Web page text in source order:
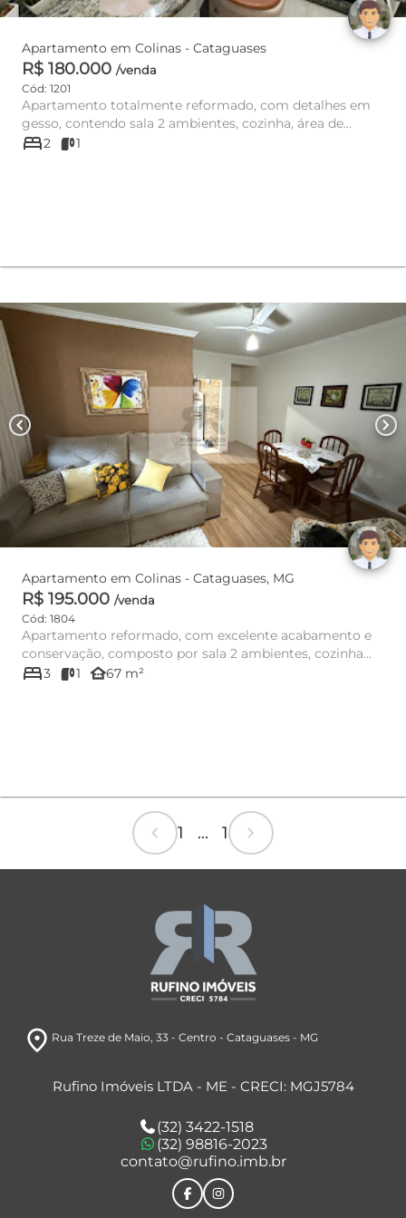
Apartamento em Colinas - Cataguases
R$ 180.000 /venda
Cód: 1201
Apartamento totalmente reformado, com detalhes em
gesso, contendo sala 2 ambientes, cozinha, área de
serviço, 2 quartos ...
bed2 1
chevron_left chevron_right
Apartamento em Colinas - Cataguases, MG
R$ 195.000 /venda
Cód: 1804
Apartamento reformado, com excelente acabamento e
conservação, composto por sala 2 ambientes, cozinha
com armários, área...
bed3 1 other_houses67 m²
chevron_left 1 ... 1 chevron_right
room Rua Treze de Maio, 33- Centro - Cataguases- MG
Rufino Imóveis LTDA - ME - CRECI: MGJ5784
(32) 3422-1518
(32) 98816-2023
contato@rufino.imb.br